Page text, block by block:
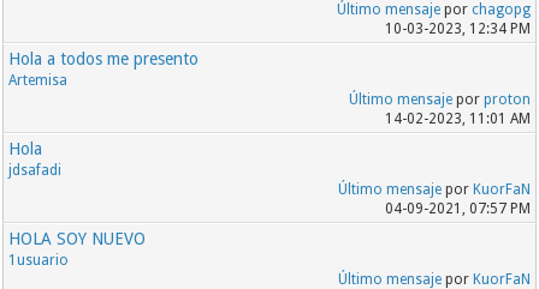
Último mensajepor chagopg
10-03-2023, 12:34 PM
Hola a todos me presento
Artemisa
Último mensajepor proton
14-02-2023, 11:01 AM
Hola
jdsafadi
Último mensajepor KuorFaN
04-09-2021, 07:57 PM
HOLA SOY NUEVO
1usuario
Último mensajepor KuorFaN